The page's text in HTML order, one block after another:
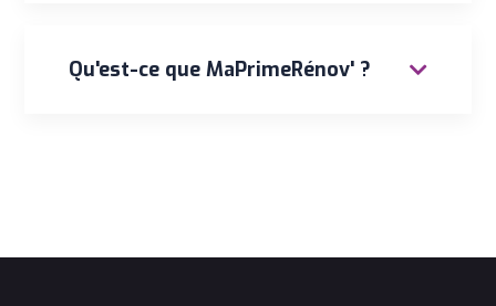
Qu'est-ce que MaPrimeRénov' ?